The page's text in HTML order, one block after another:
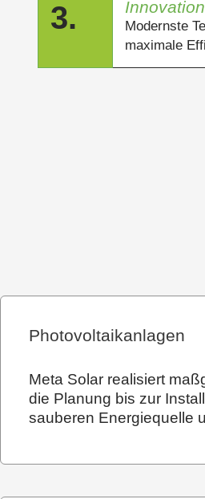
3. Innovation
Modernste
maximale
Photovoltaikanlagen
Meta Solar realisiert
die Planung bis zur
sauberen Energiequelle